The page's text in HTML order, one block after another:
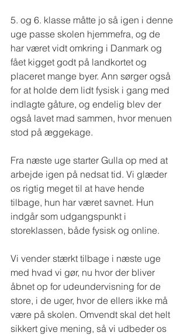
5. og 6. klasse måtte jo så igen i denne
uge passe skolen hjemmefra, og de
har været vidt omkring i Danmark og
fået kigget godt på landkortet og
placeret mange byer. Ann sørger også
for at holde dem lidt fysisk i gang med
indlagte gåture, og endelig blev der
også lavet mad sammen, hvor menuen
stod på æggekage.
Fra næste uge starter Gulla op med at
arbejde igen på nedsat tid. Vi glæder
os rigtig meget til at have hende
tilbage, hun har været savnet. Hun
indgår som udgangspunkt i
storeklassen, både fysisk og online.
Vi vender stærkt tilbage i næste uge
med hvad vi gør, nu hvor der bliver
åbnet op for udeundervisning for de
store, i de uger, hvor de ellers ikke må
være på skolen. Omvendt skal det helt
sikkert give mening, så vi udbeder os